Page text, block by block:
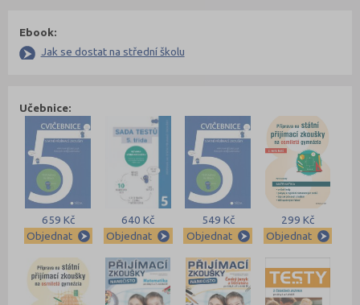
Ebook:
Jak se dostat na střední školu
Učebnice:
659 Kč
Objednat
640 Kč
Objednat
549 Kč
Objednat
299 Kč
Objednat